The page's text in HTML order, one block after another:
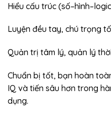
Hiểu cấu trúc
Luyện đều tay, chú trọng
Quản trị tâm lý, quản lý
Chuẩn bị tốt, bạn hoàn
IQ và tiến sâu hơn trong
dụng.